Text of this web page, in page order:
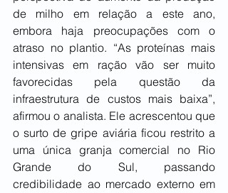
de milho em relação a este ano,
embora haja preocupações com o
atraso no plantio. “As proteínas mais
intensivas em ração vão ser muito
favorecidas pela questão da
infraestrutura de custos mais baixa”,
afirmou o analista. Ele acrescentou que
o surto de gripe aviária ficou restrito a
uma única granja comercial no Rio
Grande do Sul, passando
credibilidade ao mercado externo em